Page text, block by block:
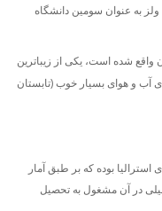
نیو ساوت ولز به عنوان سومین دانشگاه
شده است، یکی از زیباترین
آب و هوای بسیار خوب (تابستان
بوده که بر طبق آمار
تکمیلی در آن مشغول به تحصیل